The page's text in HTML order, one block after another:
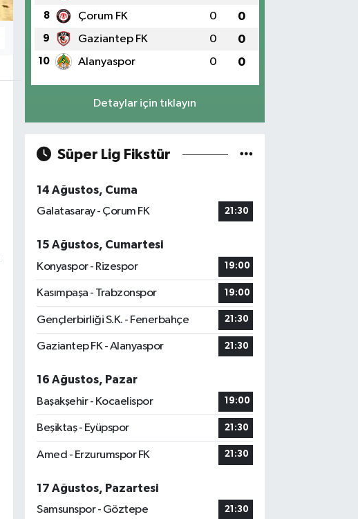
8 Çorum FK 0 0
9 Gaziantep FK 0 0
10 Alanyaspor 0 0
Detaylar için tıklayın
Süper Lig Fikstür
14 Ağustos, Cuma
Galatasaray - Çorum FK
21:30
15 Ağustos, Cumartesi
Konyaspor - Rizespor
19:00
Kasımpaşa - Trabzonspor 19:00
Gençlerbirliği S.K. - Fenerbahçe 21:30
Gaziantep FK - Alanyaspor 21:30
16 Ağustos, Pazar
Başakşehir - Kocaelispor
19:00
Beşiktaş - Eyüpspor 21:30
Amed - Erzurumspor FK 21:30
17 Ağustos, Pazartesi
Samsunspor - Göztepe
21:30